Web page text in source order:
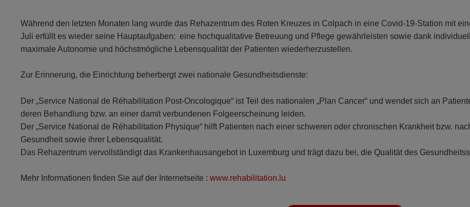
Während den letzten Monaten lang wurde das Rehazentrum des Roten Kreuzes in Colpach in eine Covid-19-Station mit
Juli erfüllt es wieder seine Hauptaufgaben: eine hochqualitative Betreuung und Pflege gewährleisten sowie dank
maximale Autonomie und höchstmögliche Lebensqualität der Patienten wiederherzustellen.
Zur Erinnerung, die Einrichtung beherbergt zwei nationale Gesundheitsdienste:
Der „Service National de Réhabilitation Post-Oncologique“ ist Teil des nationalen „Plan Cancer“ und wendet sich an
deren Behandlung bzw. an einer damit verbundenen Folgeerscheinung leiden.
Der „Service National de Réhabilitation Physique“ hilft Patienten nach einer schweren oder chronischen Krankheit bzw.
Gesundheit sowie ihrer Lebensqualität.
Das Rehazentrum vervollständigt das Krankenhausangebot in Luxemburg und trägt dazu bei, die Qualität des
Mehr Informationen finden Sie auf der Internetseite : www.rehabilitation.lu